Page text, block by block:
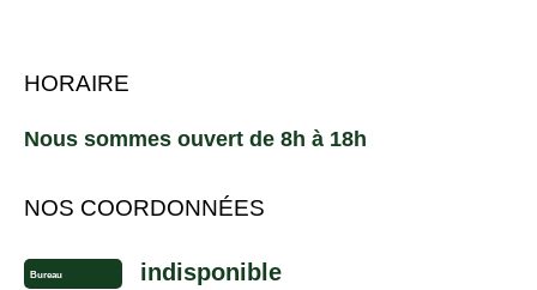
HORAIRE
Nous sommes ouvert de 8h à 18h
NOS COORDONNÉES
Bureau indisponible